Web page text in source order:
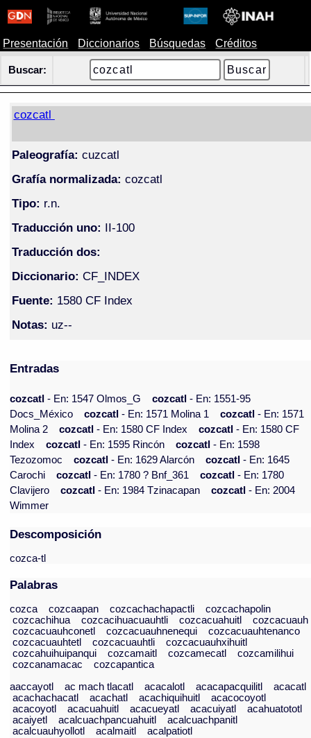
Presentación Diccionarios Búsquedas Créditos
Buscar:
cozcatl
Paleografía: cuzcatl
Grafía normalizada: cozcatl
Tipo: r.n.
Traducción uno: II-100
Traducción dos:
Diccionario: CF_INDEX
Fuente: 1580 CF Index
Notas: uz--
Entradas
cozcatl- En: 1547 Olmos_G cozcatl- En: 1551-95
Docs_México
cozcatl- En: 1571 Molina 1 cozcatl- En: 1571
Molina 2
cozcatl- En: 1580 CF Index cozcatl- En: 1580 CF
Index
cozcatl- En: 1595 Rincón cozcatl- En: 1598
Tezozomoc
cozcatl- En: 1629 Alarcón cozcatl- En: 1645
Carochi
cozcatl- En: 1780 ? Bnf_361 cozcatl- En: 1780
Clavijero
cozcatl- En: 1984 Tzinacapan cozcatl- En: 2004
Wimmer
Descomposición
cozca-tl
Palabras
cozca cozcaapan cozcachachapactli
cozcachapolin
cozcachihua
cozcacihuacuauhtli cozcacuahuitl
cozcacuauh
cozcacuauhconetl
cozcacuauhnenequi
cozcacuauhtenanco
cozcacuauhtetl
cozcacuauhtli
cozcacuauhxihuitl
cozcahuihuipanqui
cozcamaitl cozcamecatl
cozcamilihui
cozcanamacac
cozcapantica
aaccayotl
ac mach tlacatl acacalotl acacapacquilitl
acacatl
acachachacatl
acachatl acachiquihuitl
acacocoyotl
acacoyotl
acacuahuitl acacueyatl acacuiyatl
acahuatototl
acaiyetl
acalcuachpancuahuitl
acalcuachpanitl
acalcuauhyollotl
acalmaitl
acalpatiotl